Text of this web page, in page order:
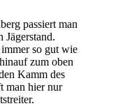
passiert man
Jägerstand.
so gut wie
zum oben
Kamm des
man hier nur